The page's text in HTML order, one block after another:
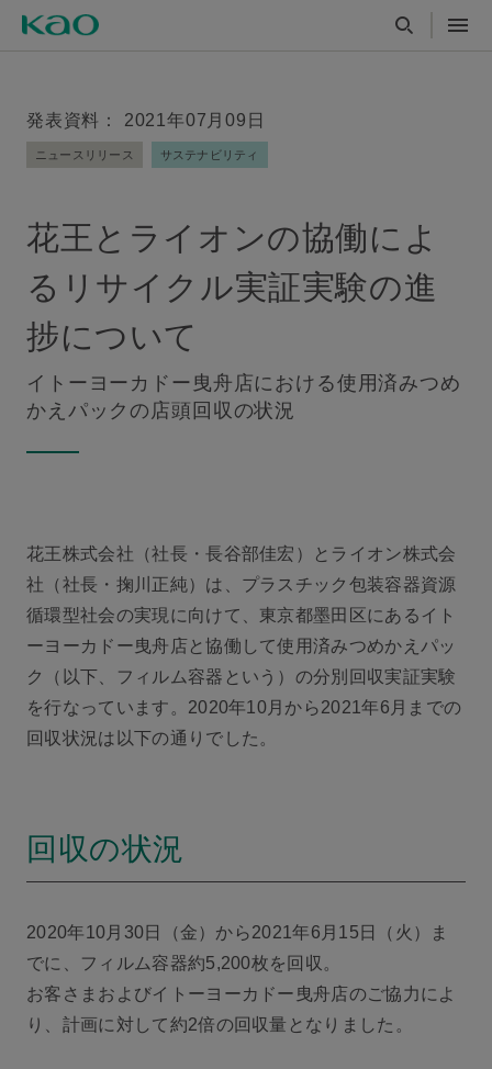
発表資料： 2021年07月09日
ニュースリリース サステナビリティ
花王とライオンの協働によ
るリサイクル実証実験の進
捗について
イトーヨーカドー曳舟店における使用済みつめ
かえパックの店頭回収の状況
花王株式会社（社長・長谷部佳宏）とライオン株式会
社（社長・掬川正純）は、プラスチック包装容器資源
循環型社会の実現に向けて、東京都墨田区にあるイト
ーヨーカドー曳舟店と協働して使用済みつめかえパッ
ク（以下、フィルム容器という）の分別回収実証実験
を行なっています。2020年10月から2021年6月までの
回収状況は以下の通りでした。
回収の状況
2020年10月30日（金）から2021年6月15日（火）ま
でに、フィルム容器約5,200枚を回収。
お客さまおよびイトーヨーカドー曳舟店のご協力によ
り、計画に対して約2倍の回収量となりました。